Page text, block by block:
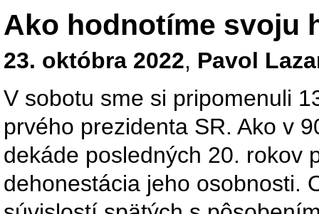
Ako hodnotíme svoju
23. októbra 2022, Pavol
V sobotu sme si pripomenuli
prvého prezidenta SR. Ako v
dekáde posledných 20. rokov
dehonestácia jeho osobnosti.